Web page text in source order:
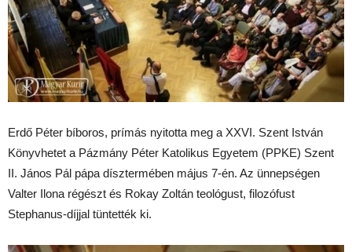
Erdő Péter bíboros, prímás nyitotta meg a XXVI. Szent István
Könyvhetet a Pázmány Péter Katolikus Egyetem (PPKE) Szent
II. János Pál pápa dísztermében május 7-én. Az ünnepségen
Valter Ilona régészt és Rokay Zoltán teológust, filozófust
Stephanus-díjjal tüntették ki.